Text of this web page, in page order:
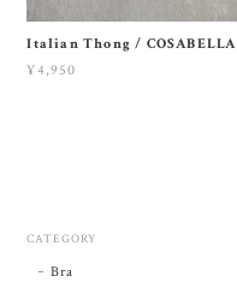
Italian Thong / COSABELLA
¥4,950
CATEGORY
Bra